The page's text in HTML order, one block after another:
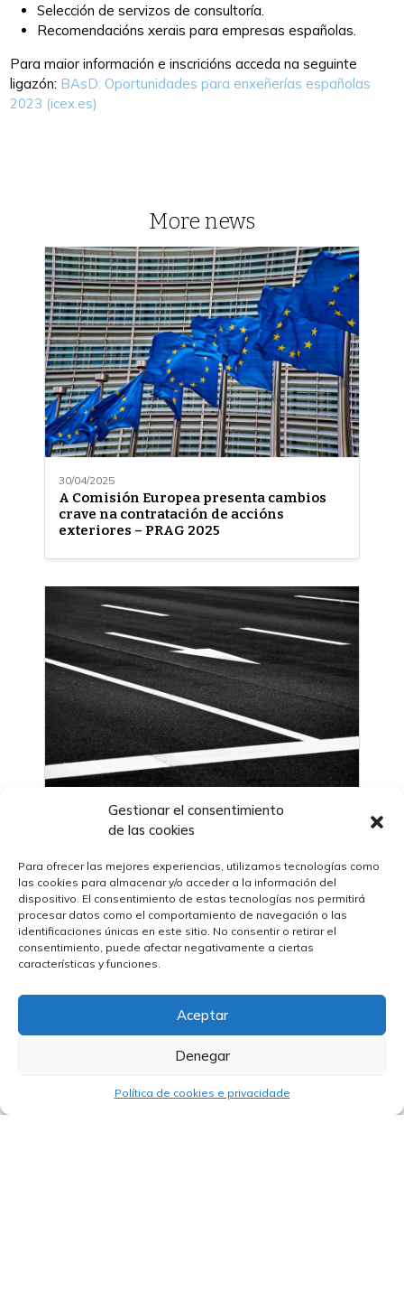
Gestionar el consentimiento
de las cookies
Para ofrecer las mejores experiencias, utilizamos tecnologías como
las cookies para almacenar y/o acceder a la información del
dispositivo. El consentimiento de estas tecnologías nos permitirá
procesar datos como el comportamiento de navegación o las
identificaciones únicas en este sitio. No consentir o retirar el
consentimiento, puede afectar negativamente a ciertas
características y funciones.
Aceptar
Denegar
Política de cookies e privacidade
Selección de servizos de consultoría.
Recomendacións xerais para empresas españolas.
Para maior información e inscricións acceda na seguinte
ligazón: BAsD: Oportunidades para enxeñerías españolas
2023 (icex.es)
More news
30/04/2025
A Comisión Europea presenta cambios
crave na contratación de accións
exteriores – PRAG 2025
13/11/2025
O BCIE impulsa con US$27.5 millóns a